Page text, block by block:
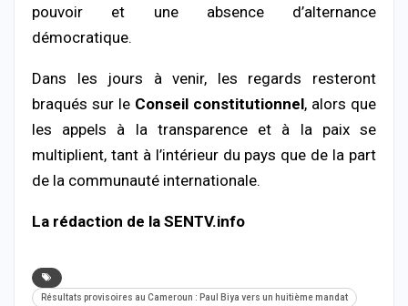
pouvoir et une absence d’alternance
démocratique.
Dans les jours à venir, les regards resteront
braqués sur le Conseil constitutionnel, alors que
les appels à la transparence et à la paix se
multiplient, tant à l’intérieur du pays que de la part
de la communauté internationale.
La rédaction de la SENTV.info
Résultats provisoires au Cameroun : Paul Biya vers un huitième mandat